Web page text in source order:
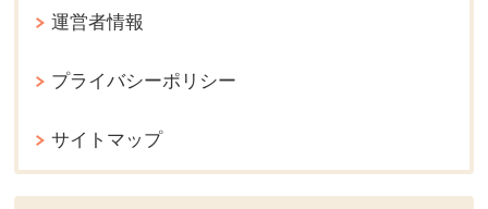
運営者情報
プライバシーポリシー
サイトマップ